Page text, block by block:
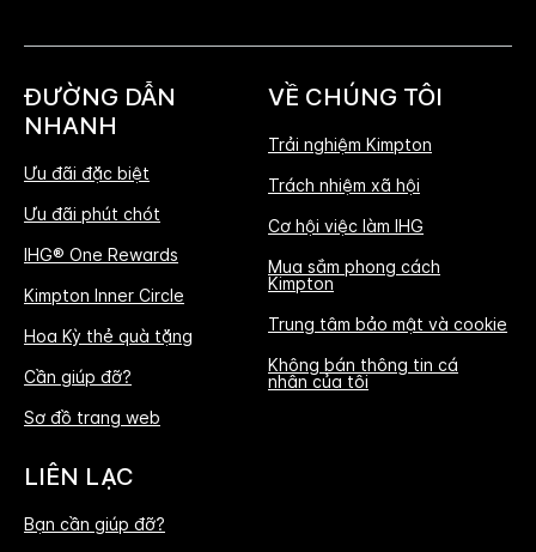
ĐƯỜNG DẪN
NHANH
Ưu đãi đặc biệt
Ưu đãi phút chót
IHG® One Rewards
Kimpton Inner Circle
Hoa Kỳ thẻ quà tặng
Cần giúp đỡ?
Sơ đồ trang web
VỀ CHÚNG TÔI
Trải nghiệm Kimpton
Trách nhiệm xã hội
Cơ hội việc làm IHG
Mua sắm phong cách
Kimpton
Trung tâm bảo mật và cookie
Không bán thông tin cá
nhân của tôi
LIÊN LẠC
Bạn cần giúp đỡ?